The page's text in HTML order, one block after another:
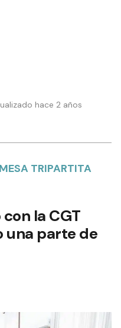
hace 2 años
TRIPARTITA
la CGT
una parte de